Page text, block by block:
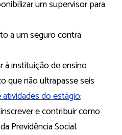
um supervisor para
a um seguro contra
à instituição de ensino
que não ultrapasse seis
do estágio;
e contribuir como
Previdência Social.